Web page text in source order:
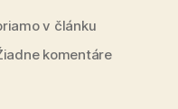
v článku
komentárena